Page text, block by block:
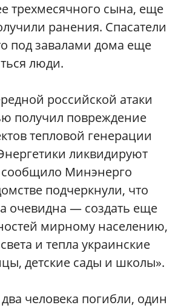
трехмесячного сына, еще
ранения. Спасатели
под завалами дома еще
люди.
российской атаки
получил повреждение
тепловой генерации
ликвидируют
сообщило Минэнерго
подчеркнули, что
очевидна — создать еще
мирному населению,
и тепла украинские
детские сады и школы».
человека погибли, один